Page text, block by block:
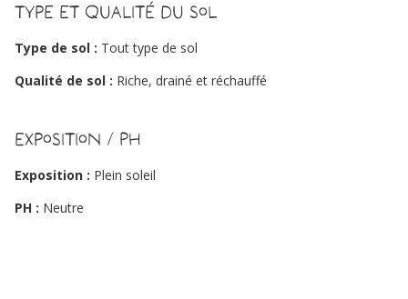
Type et qualité du sol
Type de sol : Tout type de sol
Qualité de sol : Riche, drainé et réchauffé
Exposition / PH
Exposition : Plein soleil
PH : Neutre